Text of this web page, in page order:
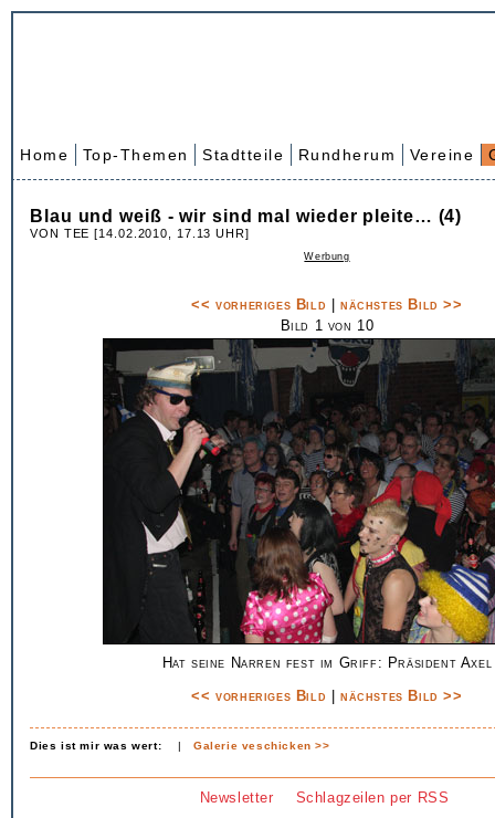
Home Top-Themen Stadtteile Rundherum Vereine
Blau und weiß - wir sind mal wieder pleite… (4)
VON TEE [14.02.2010, 17.13 UHR]
Werbung
<< vorheriges Bild
nächstes Bild >>
Bild 1 von 10
Hat seine Narren fest im Griff: Präsident Axel
<< vorheriges Bild
nächstes Bild >>
Dies ist mir was wert: |Galerie veschicken >>
Newsletter Schlagzeilen per RSS